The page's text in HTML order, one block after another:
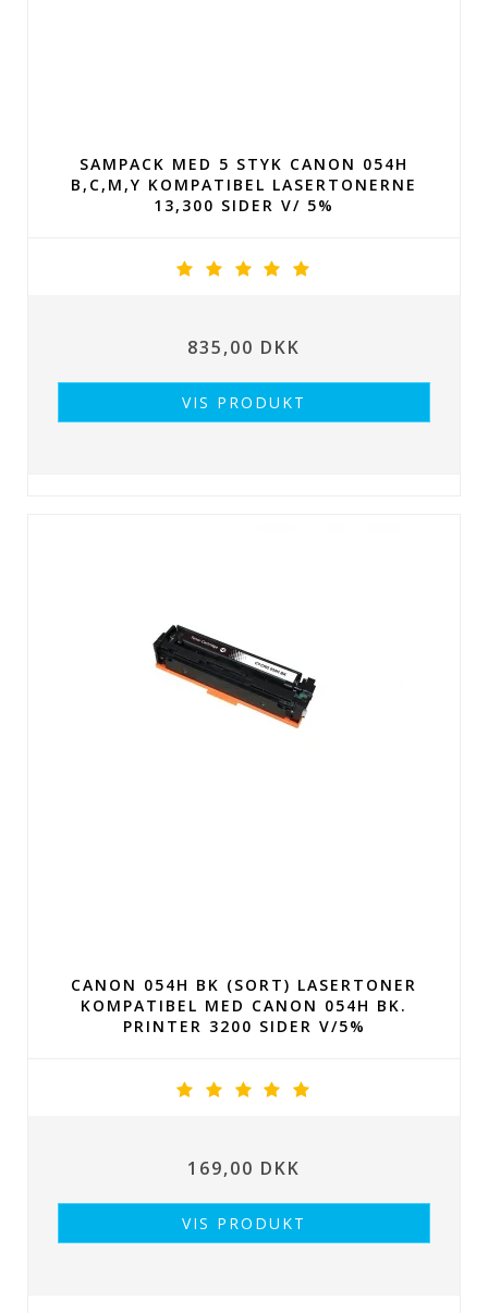
SAMPACK MED 5 STYK CANON 054H
B,C,M,Y KOMPATIBEL LASERTONERNE
13,300 SIDER V/ 5%
835,00 DKK
VIS PRODUKT
CANON 054H BK (SORT) LASERTONER
KOMPATIBEL MED CANON 054H BK.
PRINTER 3200 SIDER V/5%
169,00 DKK
VIS PRODUKT